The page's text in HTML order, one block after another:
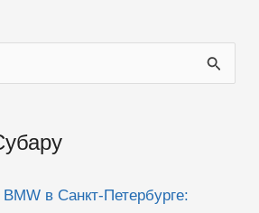
в Санкт-Петербурге: